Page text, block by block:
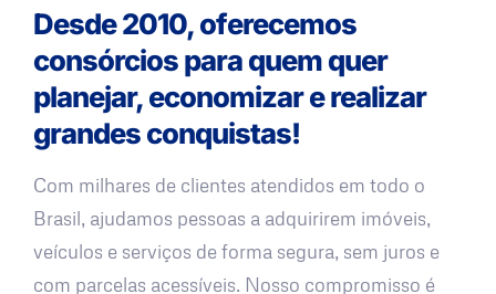
Desde 2010, oferecemos
consórcios para quem quer
planejar, economizar e realizar
grandes conquistas!
Com milhares de clientes atendidos em todo o
Brasil, ajudamos pessoas a adquirirem imóveis,
veículos e serviços de forma segura, sem juros e
com parcelas acessíveis. Nosso compromisso é